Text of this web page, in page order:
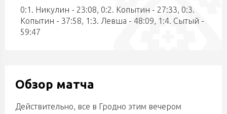
0:1. Никулин - 23:08, 0:2. Копытин - 27:33, 0:3.
Копытин - 37:58, 1:3. Левша - 48:09, 1:4. Сытый -
59:47
Обзор матча
Действительно, все в Гродно этим вечером